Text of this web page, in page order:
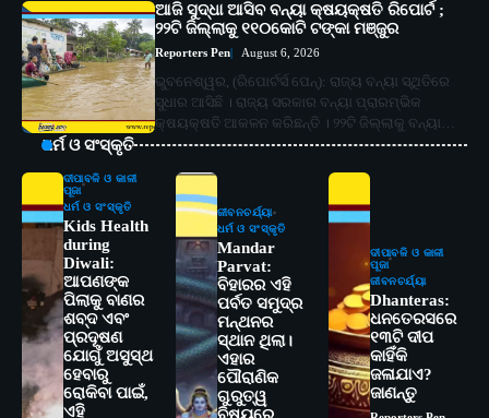
ଆଜି ସୁଦ୍ଧା ଆସିବ ବନ୍ୟା କ୍ଷୟକ୍ଷତି ରିପୋର୍ଟ ;
୨୨ଟି ଜିଲ୍ଲାକୁ ୧୧୦କୋଟି ଟଙ୍କା ମଞ୍ଜୁର
Reporters Pen August 6, 2026
ଭୁବନେଶ୍ୱର, (ରିପୋର୍ଟର୍ସ ପେନ୍‌): ରାଜ୍ୟ ବନ୍ୟା ସ୍ଥିତିରେ
ସୁଧାର ଆସିଛି । ରାଜ୍ୟ ସରକାର ବନ୍ୟା ପ୍ରାରମ୍ଭିକ
କ୍ଷୟକ୍ଷତି ଆକଳନ କରିଛନ୍ତି । ୨୨ଟି ଜିଲ୍ଲାକୁ ବନ୍ୟା…
ଧର୍ମ ଓ ସଂସ୍କୃତି
ଦୀପାବଳି ଓ କାଳୀ
ପୂଜା
ଧର୍ମ ଓ ସଂସ୍କୃତି
Kids Health
during
Diwali:
ଆପଣଙ୍କ
ପିଲାକୁ ବାଣର
ଶବ୍ଦ ଏବଂ
ପ୍ରଦୂଷଣ
ଯୋଗୁଁ ଅସୁସ୍ଥ
ହେବାରୁ
ରୋକିବା ପାଇଁ,
ଏହି
ଜୀବନଚର୍ଯ୍ୟା
ଧର୍ମ ଓ ସଂସ୍କୃତି
Mandar
Parvat:
ବିହାରର ଏହି
ପର୍ବତ ସମୁଦ୍ର
ମନ୍ଥନର
ସ୍ଥାନ ଥିଲା।
ଏହାର
ପୌରାଣିକ
ଗୁରୁତ୍ୱ
ଦୀପାବଳି ଓ କାଳୀ
ପୂଜା
ଜୀବନଚର୍ଯ୍ୟା
Dhanteras:
ଧନତେରସରେ
୧୩ଟି ଦୀପ
କାହିଁକି
ଜଳାଯାଏ?
ଜାଣନ୍ତୁ